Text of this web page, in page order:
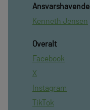
Ansvarshavende
Kenneth Jensen
Overalt
Facebook
X
Instagram
TikTok